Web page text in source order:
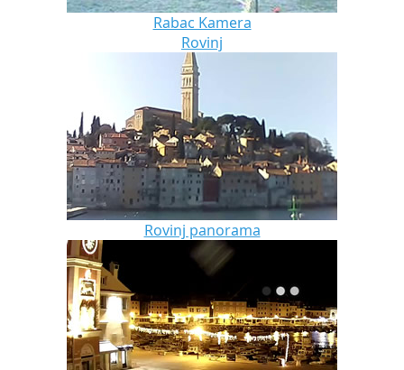
Rabac Kamera
Rovinj
Rovinj panorama